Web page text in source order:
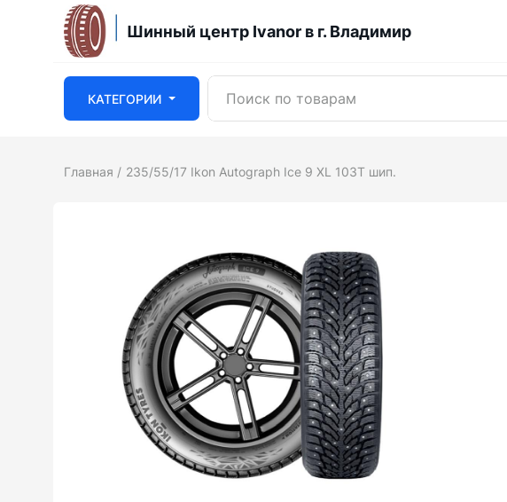
Шинный центр Ivanor в г. Владимир
КАТЕГОРИИ
Главная 235/55/17 Ikon Autograph Ice 9 XL 103T шип.